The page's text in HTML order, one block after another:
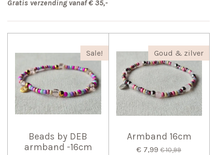
Gratis verzending vanaf € 35,-
Sale!
Beads by DEB
armband -16cm
Goud & zilver
Armband 16cm
€ 7,99 € 10,99